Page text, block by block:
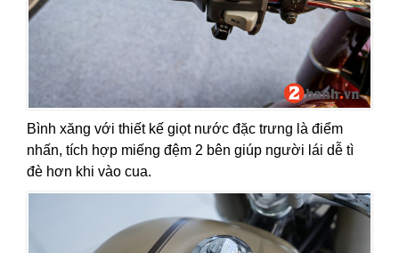
Bình xăng với thiết kế giọt nước đặc trưng là điểm
nhấn, tích hợp miếng đệm 2 bên giúp người lái dễ tì
đè hơn khi vào cua.